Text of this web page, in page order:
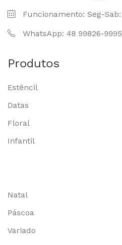
Funcionamento: Seg-
WhatsApp: 48 99826-9995
Produtos
Estêncil
Datas
Floral
Infantil
Natal
Páscoa
Variado